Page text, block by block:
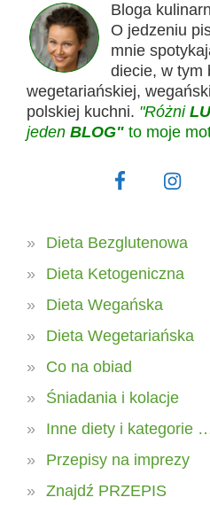
Bloga
O jedzeniu
mnie
diecie, w tym
wegetariańskiej,
polskiej kuchni. "Różni
jeden BLOG" to moje
Dieta Bezglutenowa
Dieta Ketogeniczna
Dieta Wegańska
Dieta Wegetariańska
Co na obiad
Śniadania i kolacje
Inne diety i kategorie
Przepisy na imprezy
Znajdź PRZEPIS